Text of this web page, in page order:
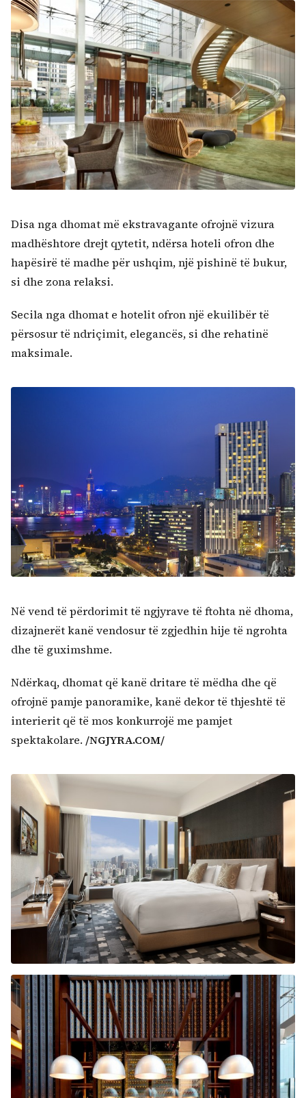
Disa nga dhomat më ekstravagante ofrojnë vizura
madhështore drejt qytetit, ndërsa hoteli ofron dhe
hapësirë të madhe për ushqim, një pishinë të bukur,
si dhe zona relaksi.
Secila nga dhomat e hotelit ofron një ekuilibër të
përsosur të ndriçimit, elegancës, si dhe rehatinë
maksimale.
Në vend të përdorimit të ngjyrave të ftohta në dhoma,
dizajnerët kanë vendosur të zgjedhin hije të ngrohta
dhe të guximshme.
Ndërkaq, dhomat që kanë dritare të mëdha dhe që
ofrojnë pamje panoramike, kanë dekor të thjeshtë të
interierit që të mos konkurrojë me pamjet
spektakolare. /NGJYRA.COM/